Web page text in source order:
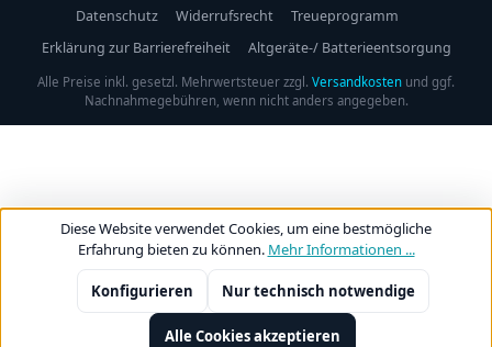
Datenschutz
Widerrufsrecht
Treueprogramm
Erklärung zur Barrierefreiheit
Altgeräte-/ Batterieentsorgung
Alle Preise inkl. gesetzl. Mehrwertsteuer zzgl. Versandkosten und ggf.
Nachnahmegebühren, wenn nicht anders angegeben.
Diese Website verwendet Cookies, um eine bestmögliche
Erfahrung bieten zu können. Mehr Informationen ...
Nur technisch notwendige
Konfigurieren
Alle Cookies akzeptieren